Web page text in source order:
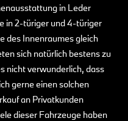
in Leder
in 2-türiger und 4-türiger
des Innenraumes gleich
sich natürlich bestens zu
nicht verwunderlich, dass
gerne einen solchen
an Privatkunden
dieser Fahrzeuge haben